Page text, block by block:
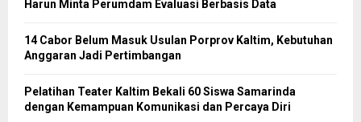
Harun Minta Perumdam Evaluasi Berbasis Data
14 Cabor Belum Masuk Usulan Porprov Kaltim, Kebutuhan
Anggaran Jadi Pertimbangan
Pelatihan Teater Kaltim Bekali 60 Siswa Samarinda
dengan Kemampuan Komunikasi dan Percaya Diri